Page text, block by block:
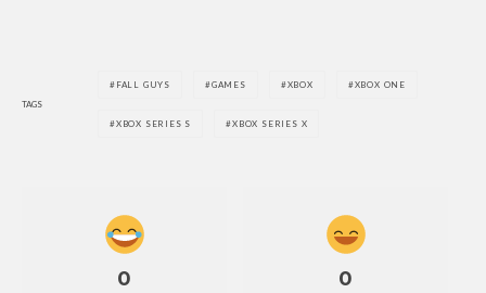
TAGS
FALL GUYS GAMES XBOX XBOX ONE
XBOX SERIES S XBOX SERIES X
0 0